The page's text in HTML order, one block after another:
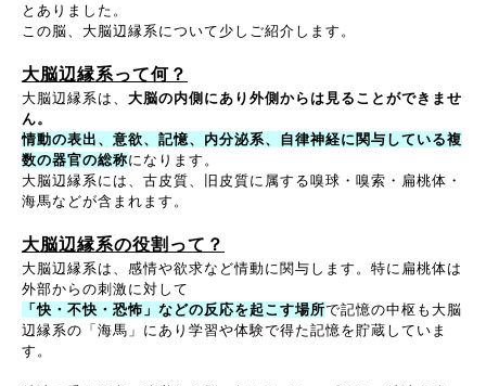
とありました。
この脳、大脳辺縁系について少しご紹介します。
大脳辺縁系って何？
大脳辺縁系は、 大脳の内側にあり外側からは見ることができませ
ん。
情動の表出、意欲、記憶、内分泌系、自律神経に関与している複
数の器官の総称になります。
大脳辺縁系には、古皮質、旧皮質に属する嗅球・嗅索・扁桃体・
海馬などが含まれます。
大脳辺縁系の役割って？
大脳辺縁系は、感情や欲求など情動に関与します。特に扁桃体は
外部からの刺激に対して
「快・不快・恐怖」などの反応を起こす場所で記憶の中枢も大脳
辺縁系の「海馬」にあり学習や体験で得た記憶を貯蔵していま
す。